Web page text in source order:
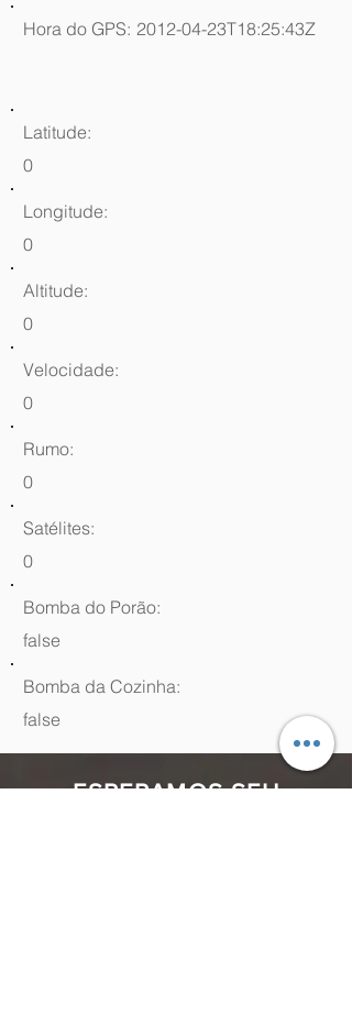
Hora do GPS: 2012-04-23T18:25:43Z
Latitude:
0
Longitude:
0
Altitude:
0
Velocidade:
0
Rumo:
0
Satélites:
0
Bomba do Porão:
false
Bomba da Cozinha:
false
ESPERAMOS SEU